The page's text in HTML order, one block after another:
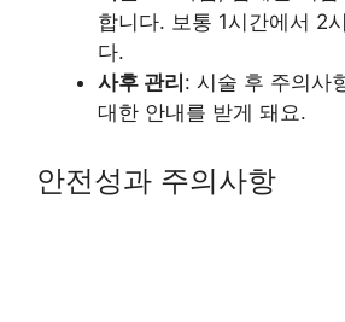
합니다. 보통 1시간에서 2
다.
사후 관리 : 시술 후 주의사
대한 안내를 받게 돼요.
안전성과 주의사항